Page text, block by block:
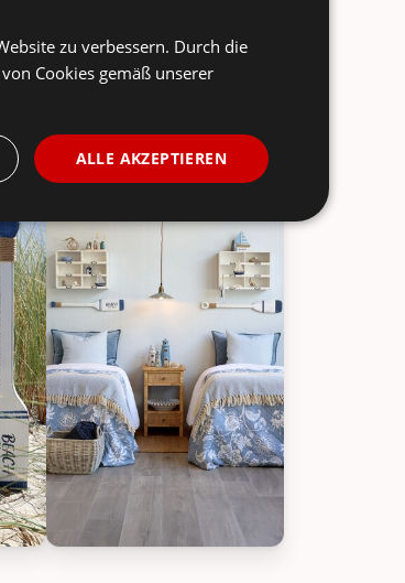
Ruder mit Streifen
zu verbessern. Durch die
Cookies gemäß unserer
ALLE AKZEPTIEREN